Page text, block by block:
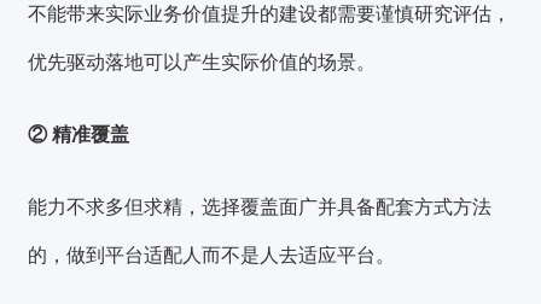
不能带来实际业务价值提升的建设都需要谨慎研究评估，
优先驱动落地可以产生实际价值的场景。
② 精准覆盖
能力不求多但求精，选择覆盖面广并具备配套方式方法
的，做到平台适配人而不是人去适应平台。